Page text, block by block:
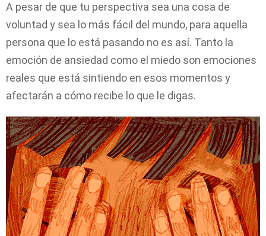
A pesar de que tu perspectiva sea una cosa de
voluntad y sea lo más fácil del mundo, para aquella
persona que lo está pasando no es así. Tanto la
emoción de ansiedad como el miedo son emociones
reales que está sintiendo en esos momentos y
afectarán a cómo recibe lo que le digas.